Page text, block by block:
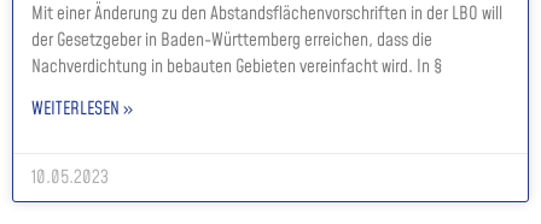
Mit einer Änderung zu den Abstandsflächenvorschriften in der LBO will
der Gesetzgeber in Baden-Württemberg erreichen, dass die
Nachverdichtung in bebauten Gebieten vereinfacht wird. In §
WEITERLESEN »
10.05.2023